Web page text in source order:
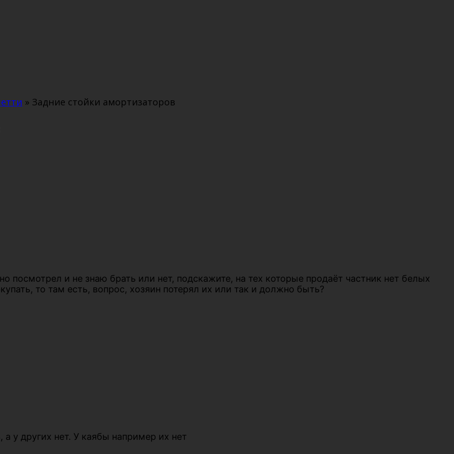
» Задние стойки амортизаторов
посмотрел и не знаю брать или нет, подскажите, на тех которые продаёт частник нет белых
то там есть, вопрос, хозяин потерял их или так и должно быть?
у других нет. У каябы например их нет